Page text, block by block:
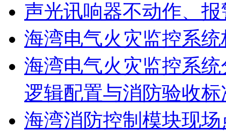
声光讯响器不动作、
海湾电气火灾监控系
海湾电气火灾监控系
逻辑配置与消防验收标
海湾消防控制模块现